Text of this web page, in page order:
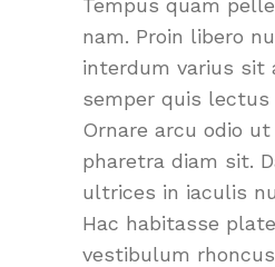
nam. Proin libero
interdum varius sit
semper quis
Ornare arcu odio
pharetra diam sit.
ultrices in iaculis
Hac habitasse
vestibulum